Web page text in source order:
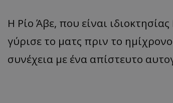
Η Ρίο Άβε, που είναι
γύρισε το ματς πριν το
συνέχεια με ένα απίστευτο